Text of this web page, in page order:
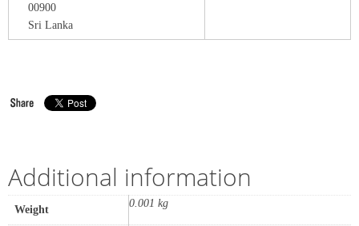
00900
Sri Lanka
Additional information
Weight
0.001 kg